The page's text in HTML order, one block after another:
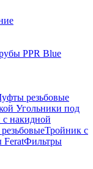
PPR Blue
резьбовые
Угольники под
накидной
Тройник с
FeratФильтры